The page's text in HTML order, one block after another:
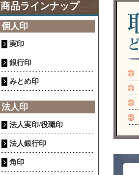
商品ラインナップ
個人印
実印
銀行印
みとめ印
法人印
法人実印/役職印
法人銀行印
角印